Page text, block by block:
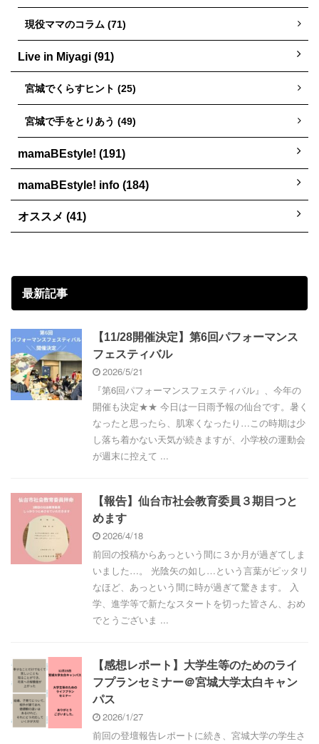
現役ママのコラム (71)
Live in Miyagi (91)
宮城でくらすヒント (25)
宮城で手をとりあう (49)
mamaBEstyle! (191)
mamaBEstyle! info (184)
オススメ (41)
最新記事
【11/28開催決定】第6回パフォーマンス
フェスティバル
2026/5/21
『第6回パフォーマンスフェスティバル』、今年の
開催も決定★★ 今日は一日雨予報の仙台です。暑く
なったと思ったら、肌寒くなったり…この時期は少
し落ち着かない天気が続きますが、小学校の運動会
が週末に控えて ...
【報告】仙台市社会教育委員３期目つと
めます
2026/4/18
前回の投稿からあっという間に３か月が過ぎてしま
いました…。 光陰矢の如し…という言葉がピッタリ
なほど、あっという間に時が過ぎて驚きます。 入
学、進学等で新たなスタートを切った皆さん、おめ
でとうございま ...
【感想レポート】大学生等のためのライ
フプランセミナー＠宮城大学太白キャン
パス
2026/1/27
前回の登壇報告レポートに続き、宮城大学の学生さ